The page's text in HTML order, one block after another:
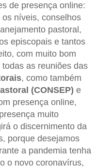
de presença online:
níveis, conselhos
pastoral,
episcopais e tantos
com muito bom
as reuniões das
, como também
(CONSEP) e
presença online,
muito
o discernimento da
porque desejamos
a pandemia tenha
o novo coronavírus,